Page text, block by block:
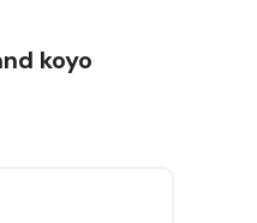
koyo